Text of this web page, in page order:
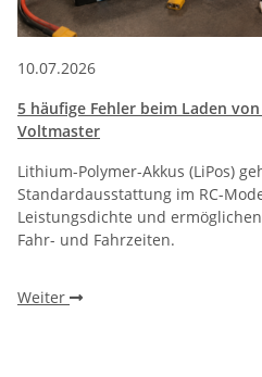
10.07.2026
5 häufige Fehler beim Laden
Voltmaster
Lithium-Polymer-Akkus (LiPos)
Standardausstattung im RC-
Leistungsdichte und
Fahr- und Fahrzeiten.
Weiter